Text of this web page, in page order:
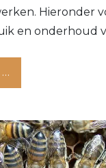
Hieronder
en onderhoud
…